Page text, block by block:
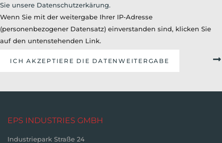
Sie unsere Datenschutzerkärung.
Wenn Sie mit der weitergabe Ihrer IP-Adresse
(personenbezogener Datensatz) einverstanden sind, klicken Sie
auf den untenstehenden Link.
ICH AKZEPTIERE DIE DATENWEITERGABE
EPS INDUSTRIES GMBH
Industriepark Straße 24